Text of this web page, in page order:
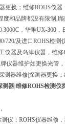
更换； 维修ROHS仪器
度和品牌都没有限制 ,l
3000C ，华唯UX-300 ，
720/及进口ROHS检测
仪器及岛津仪器，维修
仪器维护如更换光管
测器维修|探测器更换
测器|维修ROHS检测仪
仪；ROHS仪器维修